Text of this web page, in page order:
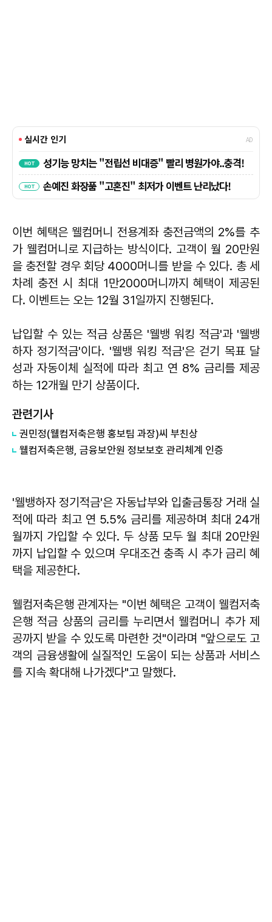
이번 혜택은 웰컴머니 전용계좌 충전금액의 2%를 추
가 웰컴머니로 지급하는 방식이다. 고객이 월 20만원
을 충전할 경우 회당 4000머니를 받을 수 있다. 총 세
차례 충전 시 최대 1만2000머니까지 혜택이 제공된
다. 이벤트는 오는 12월 31일까지 진행된다.
납입할 수 있는 적금 상품은 '웰뱅 워킹 적금'과 '웰뱅
하자 정기적금'이다. '웰뱅 워킹 적금'은 걷기 목표 달
성과 자동이체 실적에 따라 최고 연 8% 금리를 제공
하는 12개월 만기 상품이다.
관련기사
권민정(웰컴저축은행 홍보팀 과장)씨 부친상
웰컴저축은행, 금융보안원 정보보호 관리체계 인증
'웰뱅하자 정기적금'은 자동납부와 입출금통장 거래 실
적에 따라 최고 연 5.5% 금리를 제공하며 최대 24개
월까지 가입할 수 있다. 두 상품 모두 월 최대 20만원
까지 납입할 수 있으며 우대조건 충족 시 추가 금리 혜
택을 제공한다.
웰컴저축은행 관계자는 "이번 혜택은 고객이 웰컴저축
은행 적금 상품의 금리를 누리면서 웰컴머니 추가 제
공까지 받을 수 있도록 마련한 것"이라며 "앞으로도 고
객의 금융생활에 실질적인 도움이 되는 상품과 서비스
를 지속 확대해 나가겠다"고 말했다.